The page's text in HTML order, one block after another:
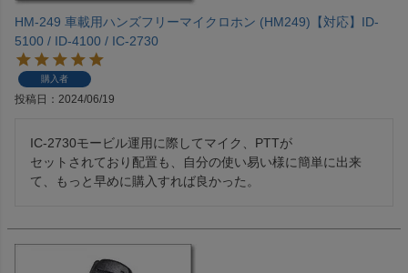
HM-249 車載用ハンズフリーマイクロホン (HM249)【対応】ID-
5100 / ID-4100 / IC-2730
購入者
投稿日 2024/06/19
IC-2730モービル運用に際してマイク、PTTが
セットされており配置も、自分の使い易い様に簡単に出来
て、もっと早めに購入すれば良かった。